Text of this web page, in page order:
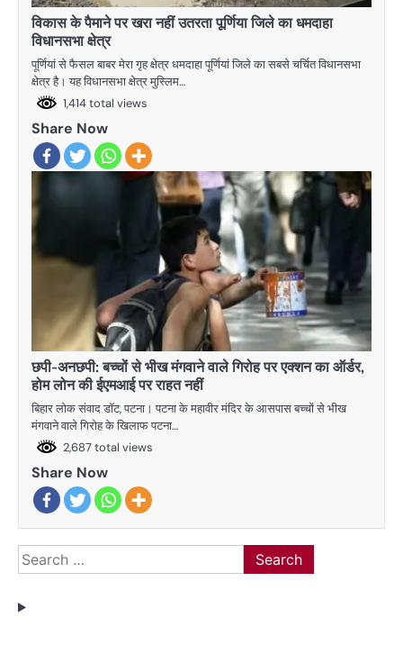
विकास के पैमाने पर खरा नहीं उतरता पूर्णिया जिले का धमदाहा
विधानसभा क्षेत्र
पूर्णियां से फैसल बाबर मेरा गृह क्षेत्र धमदाहा पूर्णियां जिले का सबसे चर्चित विधानसभा
क्षेत्र है। यह विधानसभा क्षेत्र मुस्लिम…
1,414 total views
Share Now
छपी-अनछपी: बच्चों से भीख मंगवाने वाले गिरोह पर एक्शन का ऑर्डर,
होम लोन की ईएमआई पर राहत नहीं
बिहार लोक संवाद डॉट, पटना। पटना के महावीर मंदिर के आसपास बच्चों से भीख
मंगवाने वाले गिरोह के खिलाफ पटना…
2,687 total views
Share Now
Search
for: